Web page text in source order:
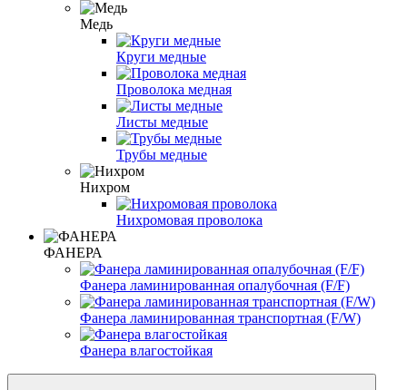
Медь
Круги медные
Проволока медная
Листы медные
Трубы медные
Нихром
Нихромовая проволока
ФАНЕРА
Фанера ламинированная опалубочная (F/F)
Фанера ламинированная транспортная (F/W)
Фанера влагостойкая